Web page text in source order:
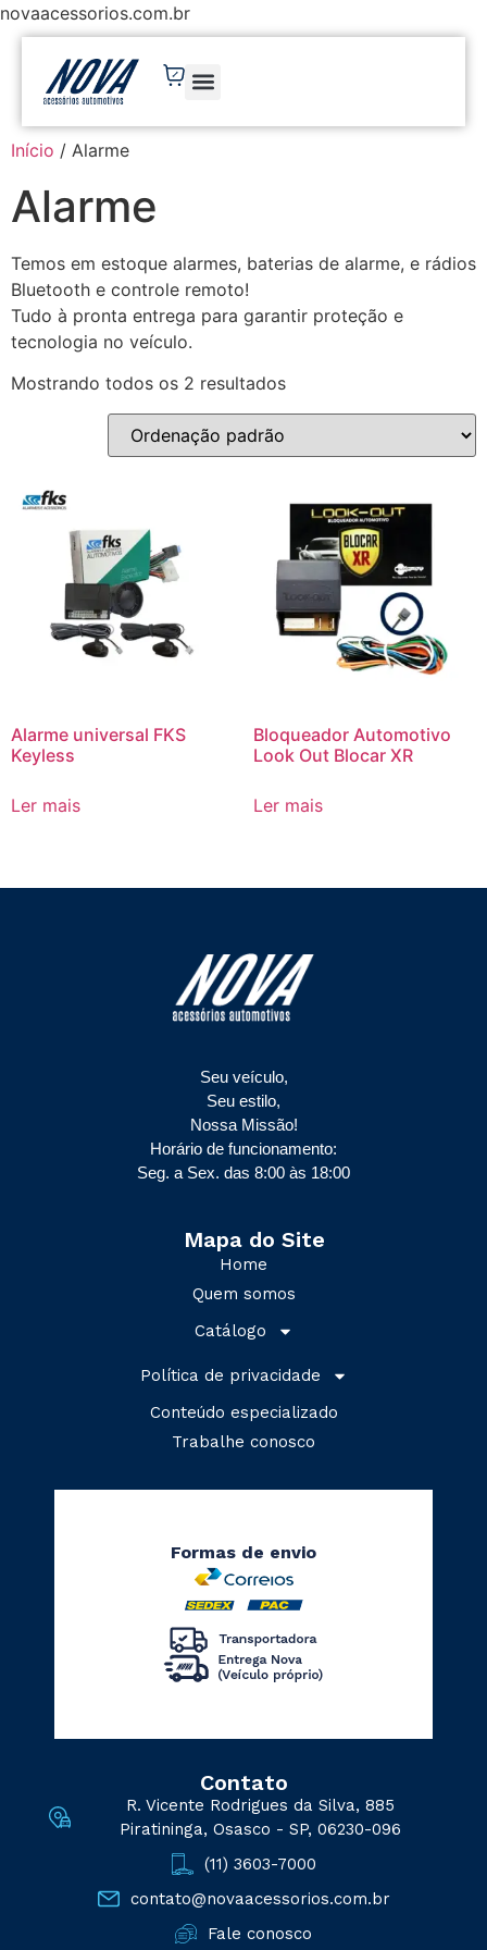
novaacessorios.com.br
Início / Alarme
Alarme
Temos em estoque alarmes, baterias de alarme, e rádios
Bluetooth e controle remoto!
Tudo à pronta entrega para garantir proteção e
tecnologia no veículo.
Mostrando todos os 2 resultados
Alarme universal FKS
Keyless
Ler mais
Bloqueador Automotivo
Look Out Blocar XR
Ler mais
Seu veículo,
Seu estilo,
Nossa Missão!
Horário de funcionamento:
Seg. a Sex. das 8:00 às 18:00
Mapa do Site
Home
Quem somos
Catálogo
Política de privacidade
Conteúdo especializado
Trabalhe conosco
Formas de envio
Contato
R. Vicente Rodrigues da Silva, 885
Piratininga, Osasco - SP, 06230-096
(11) 3603-7000
contato@novaacessorios.com.br
Fale conosco